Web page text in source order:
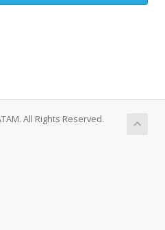
All Rights Reserved.